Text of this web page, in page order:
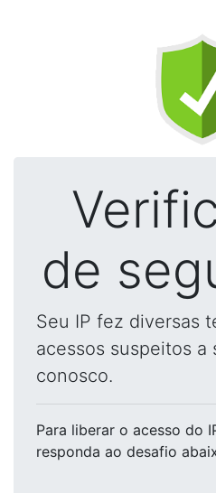
de
Seu IP fez diversas
acessos suspeitos a
conosco.
Para liberar o acesso do
responda ao desafio